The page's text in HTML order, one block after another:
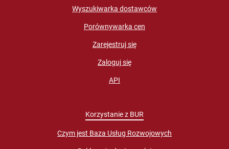
Wyszukiwarka dostawców
Porównywarka cen
Zarejestruj się
Zaloguj się
API
Korzystanie z BUR
Czym jest Baza Usług Rozwojowych